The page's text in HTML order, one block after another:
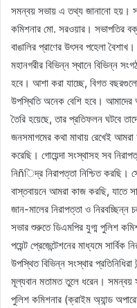
সমন্বয় সভায় এ তথ্য জানানো হয়।
কমিশনার মো. সরওয়ার। সভাপতির
বাঙালির প্রাণের উৎসব পহেলা
মহানগরীর বিভিন্ন স্থানে বিভিন্ন
হবে। আশা করা যাচ্ছে, বিগত
উপস্থিতি অনেক বেশি হবে।
তৈরি হয়েছে, তার প্রতিফলন ঘটবে
জনসমাগমের কথা মাথায় রেখেই
করেছি। গোয়েন্দা সংস্থাসহ সব
নিñিদ্র নিরাপত্তা নিশ্চিত করছি।
বাস্তবায়নে আমরা কাজ করছি, যাতে
জান-মালের নিরাপত্তা ও
সভার শুরুতে ডিএমপির যুগ্ম পুলিশ
পয়েন্ট প্রেজেন্টেশনের মাধ্যমে
উপস্থিত বিভিন্ন সংস্থার
মূল্যবান মতামত তুলে ধরেন।
পুলিশ কমিশনার (ক্রাইম অ্যান্ড